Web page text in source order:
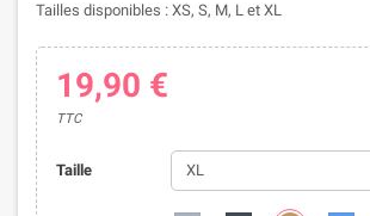
Tailles disponibles : XS, S, M, L et XL
19,90 €
TTC
Taille